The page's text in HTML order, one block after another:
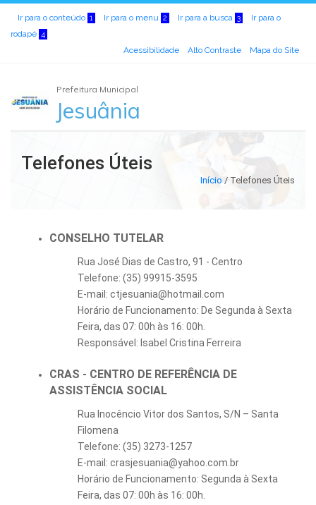
Ir para o conteúdo 1 Ir para o menu 2 Ir para a busca 3
Ir para o
rodapé 4
Acessibilidade Alto Contraste Mapa do Site
Prefeitura Municipal
Jesuânia
Telefones Úteis
Início / Telefones Úteis
CONSELHO TUTELAR
Rua José Dias de Castro, 91 - Centro
Telefone: (35) 99915-3595
E-mail: ctjesuania@hotmail.com
Horário de Funcionamento: De Segunda à Sexta
Feira, das 07: 00h às 16: 00h.
Responsável: Isabel Cristina Ferreira
CRAS - CENTRO DE REFERÊNCIA DE
ASSISTÊNCIA SOCIAL
Rua Inocêncio Vitor dos Santos, S/N – Santa
Filomena
Telefone: (35) 3273-1257
E-mail: crasjesuania@yahoo.com.br
Horário de Funcionamento: Segunda à Sexta
Feira, das 07: 00h às 16: 00h.